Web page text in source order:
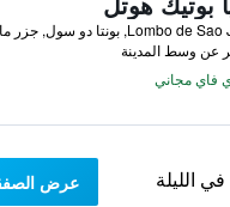
فاي مجاني
الليلة عرض